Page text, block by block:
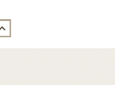
Back to top